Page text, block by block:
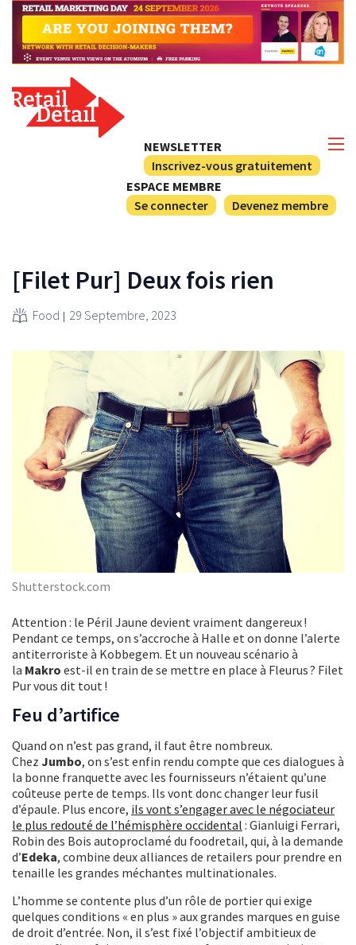
NEWSLETTER
Inscrivez-vous gratuitement
ESPACE MEMBRE
Se connecter
Devenez membre
[Filet Pur] Deux fois rien
Food 29 Septembre, 2023
Shutterstock.com
Attention : le Péril Jaune devient vraiment dangereux !
Pendant ce temps, on s’accroche à Halle et on donne l’alerte
antiterroriste à Kobbegem. Et un nouveau scénario à
la Makro est-il en train de se mettre en place à Fleurus ? Filet
Pur vous dit tout !
Feu d’artifice
Quand on n’est pas grand, il faut être nombreux.
Chez Jumbo, on s’est enfin rendu compte que ces dialogues à
la bonne franquette avec les fournisseurs n’étaient qu’une
coûteuse perte de temps. Ils vont donc changer leur fusil
d’épaule. Plus encore, ils vont s’engager avec le négociateur
le plus redouté de l’hémisphère occidental : Gianluigi Ferrari,
Robin des Bois autoproclamé du foodretail, qui, à la demande
d’Edeka, combine deux alliances de retailers pour prendre en
tenaille les grandes méchantes multinationales.
L’homme se contente plus d’un rôle de portier qui exige
quelques conditions « en plus » aux grandes marques en guise
de droit d’entrée. Non, il s’est fixé l’objectif ambitieux de